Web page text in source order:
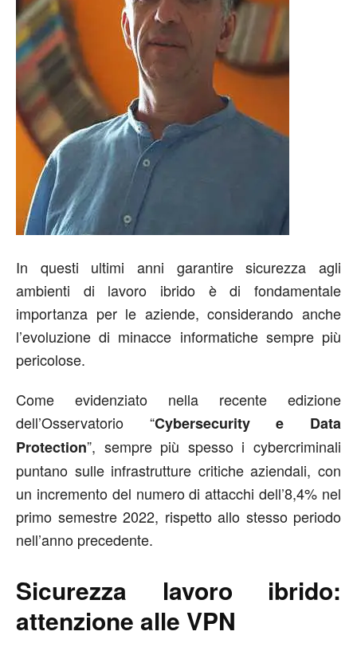
In questi ultimi anni garantire sicurezza agli
ambienti di lavoro ibrido è di fondamentale
importanza per le aziende, considerando anche
l’evoluzione di minacce informatiche sempre più
pericolose.
Come evidenziato nella recente edizione
dell’Osservatorio “Cybersecurity e Data
Protection”, sempre più spesso i cybercriminali
puntano sulle infrastrutture critiche aziendali, con
un incremento del numero di attacchi dell’8,4% nel
primo semestre 2022, rispetto allo stesso periodo
nell’anno precedente.
Sicurezza lavoro ibrido:
attenzione alle VPN